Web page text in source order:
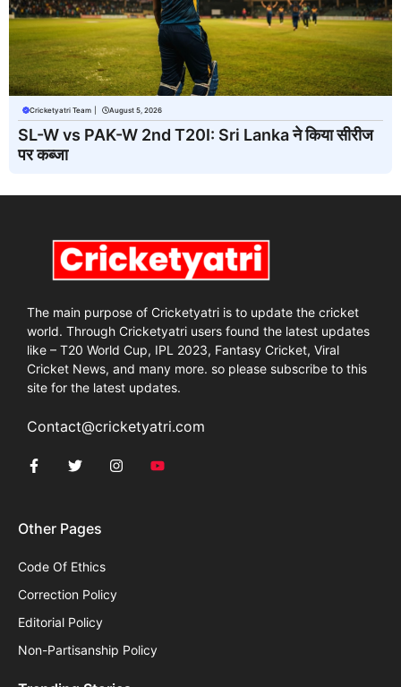
Cricketyatri Team August 5, 2026
SL-W vs PAK-W 2nd T20I: Sri Lanka ने किया सीरीज
पर कब्जा
The main purpose of Cricketyatri is to update the cricket
world. Through Cricketyatri users found the latest updates
like – T20 World Cup, IPL 2023, Fantasy Cricket, Viral
Cricket News, and many more. so please subscribe to this
site for the latest updates.
Contact@cricketyatri.com
Other Pages
Code Of Ethics
Correction Policy
Editorial Policy
Non-Partisanship Policy